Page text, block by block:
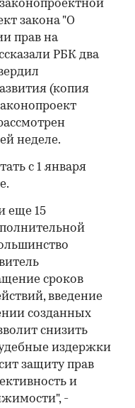
закона "О
прав на
РБК два
(копия
неделе.
с 1 января
еще 15
сроков
введение
созданных
снизить
издержки
защиту прав
и
-